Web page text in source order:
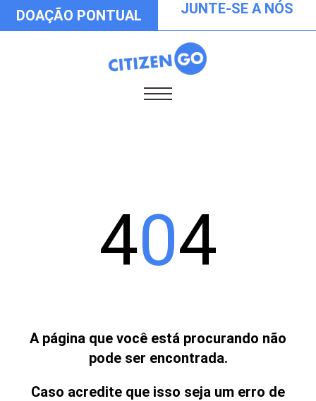
DOAÇÃO PONTUAL JUNTE-SE A NÓS
404
A página que você está procurando não
pode ser encontrada.
Caso acredite que isso seja um erro de